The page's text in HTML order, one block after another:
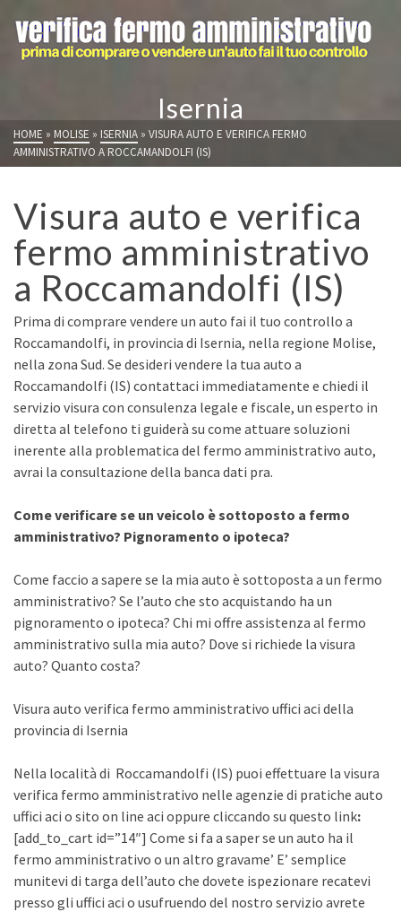
Isernia
HOME » MOLISE » ISERNIA » VISURA AUTO E VERIFICA FERMO
AMMINISTRATIVO A ROCCAMANDOLFI (IS)
Visura auto e verifica
fermo amministrativo
a Roccamandolfi (IS)
Prima di comprare vendere un auto fai il tuo controllo a
Roccamandolfi, in provincia di Isernia, nella regione Molise,
nella zona Sud. Se desideri vendere la tua auto a
Roccamandolfi (IS) contattaci immediatamente e chiedi il
servizio visura con consulenza legale e fiscale, un esperto in
diretta al telefono ti guiderà su come attuare soluzioni
inerente alla problematica del fermo amministrativo auto,
avrai la consultazione della banca dati pra.
Come verificare se un veicolo è sottoposto a fermo
amministrativo? Pignoramento o ipoteca?
Come faccio a sapere se la mia auto è sottoposta a un fermo
amministrativo? Se l’auto che sto acquistando ha un
pignoramento o ipoteca? Chi mi offre assistenza al fermo
amministrativo sulla mia auto? Dove si richiede la visura
auto? Quanto costa?
Visura auto verifica fermo amministrativo uffici aci della
provincia di Isernia
Nella località di Roccamandolfi (IS) puoi effettuare la visura
verifica fermo amministrativo nelle agenzie di pratiche auto
uffici aci o sito on line aci oppure cliccando su questo link:
[add_to_cart id=”14″] Come si fa a saper se un auto ha il
fermo amministrativo o un altro gravame’ E’ semplice
munitevi di targa dell’auto che dovete ispezionare recatevi
presso gli uffici aci o usufruendo del nostro servizio avrete